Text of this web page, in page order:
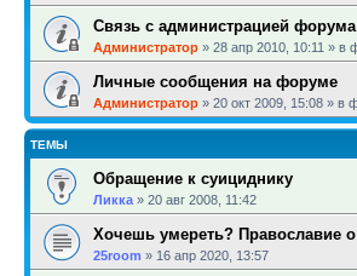
Связь с администрацией форума
Администратор » 28 апр 2010, 10:11 » в
Личные сообщения на форуме
Администратор » 20 окт 2009, 15:08 » в
ТЕМЫ
Обращение к суициднику
Ликка » 20 авг 2008, 11:42
Хочешь умереть? Православие
25room » 16 апр 2020, 13:57